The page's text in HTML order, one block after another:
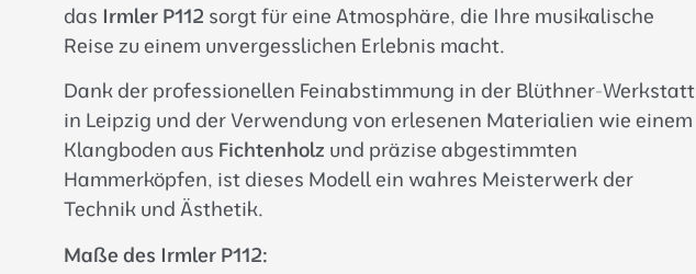
das Irmler P112 sorgt für eine Atmosphäre, die Ihre musikalische
Reise zu einem unvergesslichen Erlebnis macht.
Dank der professionellen Feinabstimmung in der Blüthner-Werkstatt
in Leipzig und der Verwendung von erlesenen Materialien wie einem
Klangboden aus Fichtenholz und präzise abgestimmten
Hammerköpfen, ist dieses Modell ein wahres Meisterwerk der
Technik und Ästhetik.
Maße des Irmler P112: